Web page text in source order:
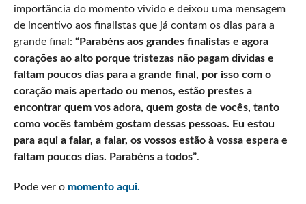
importância do momento vivido e deixou uma mensagem
de incentivo aos finalistas que já contam os dias para a
grande final: “Parabéns aos grandes finalistas e agora
corações ao alto porque tristezas não pagam dividas e
faltam poucos dias para a grande final, por isso com o
coração mais apertado ou menos, estão prestes a
encontrar quem vos adora, quem gosta de vocês, tanto
como vocês também gostam dessas pessoas. Eu estou
para aqui a falar, a falar, os vossos estão à vossa espera e
faltam poucos dias. Parabéns a todos”.
Pode ver o momento aqui.